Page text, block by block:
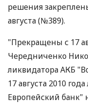
решения
августа (№389).
"Прекращены с 17
Чередниченко
ликвидатора АКБ
17 августа 2010
Европейский банк"